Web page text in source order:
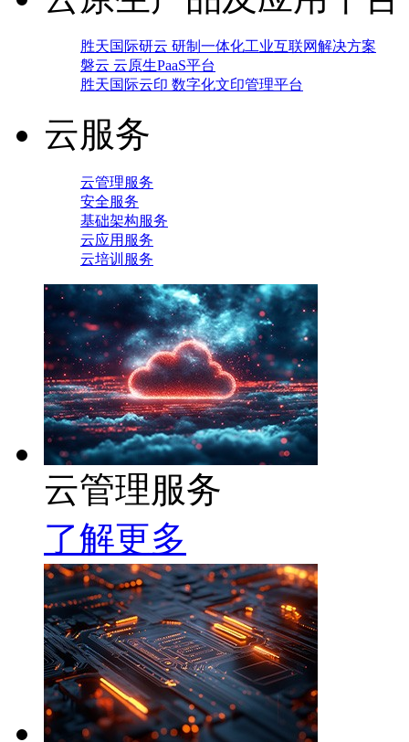
胜天国际研云 研制一体化工业互联网解决方案
磐云 云原生PaaS平台
胜天国际云印 数字化文印管理平台
云服务
云管理服务
安全服务
基础架构服务
云应用服务
云培训服务
云管理服务
了解更多